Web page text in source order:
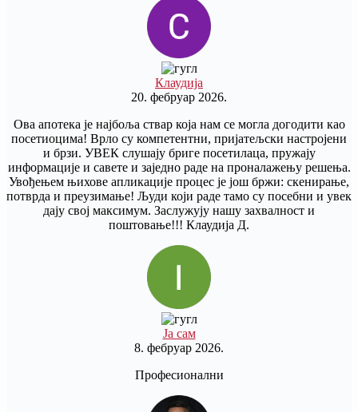
Клаудија
20. фебруар 2026.
Ова апотека је најбоља ствар која нам се могла догодити као
посетиоцима! Врло су компетентни, пријатељски настројени
и брзи. УВЕК слушају бриге посетилаца, пружају
информације и савете и заједно раде на проналажењу решења.
Увођењем њихове апликације процес је још бржи: скенирање,
потврда и преузимање! Људи који раде тамо су посебни и увек
дају свој максимум. Заслужују нашу захвалност и
поштовање!!! Клаудија Д.
Ја сам
8. фебруар 2026.
Професионални